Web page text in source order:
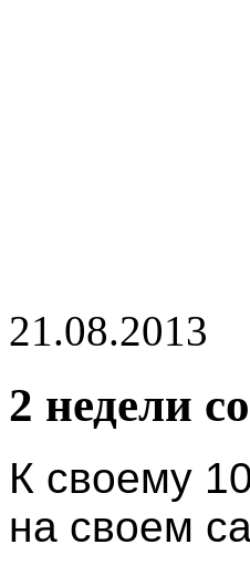
21.08.2013
2 недели
К своему
на своем